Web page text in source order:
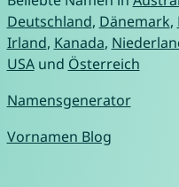
Deutschland, Dänemark,
Irland, Kanada,
USAund Österreich
Namensgenerator
Vornamen Blog